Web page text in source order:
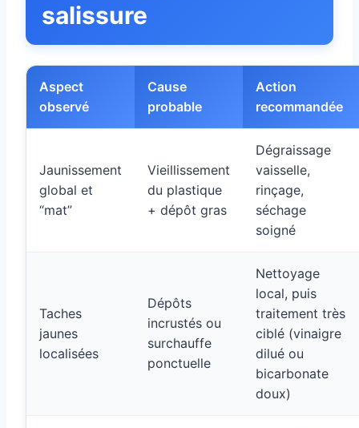
salissure
Aspect
observé
Cause
probable
Action
recommandée
Jaunissement
global et
“mat”
Vieillissement
du plastique
+ dépôt gras
Dégraissage
vaisselle,
rinçage,
séchage
soigné
Taches
jaunes
localisées
Dépôts
incrustés ou
surchauffe
ponctuelle
Nettoyage
local, puis
traitement très
ciblé (vinaigre
dilué ou
bicarbonate
doux)